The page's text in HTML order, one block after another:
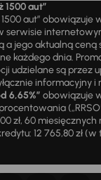
1500 aut”
aut”
serwisie
a jego aktualną
każdego dnia.
udzielane są
informacyjny
6,65%” obowiązuje
zł, 60
12 765,80 zł